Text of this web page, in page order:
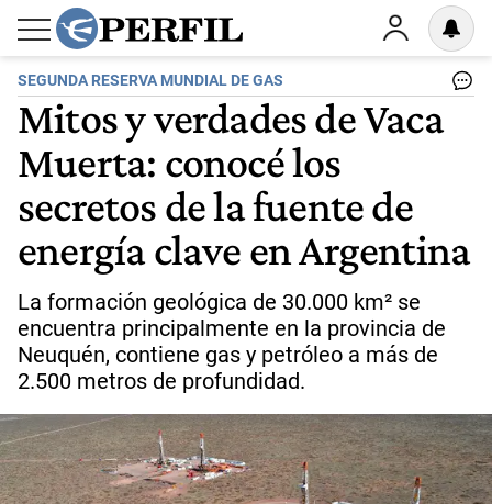
SEGUNDA RESERVA MUNDIAL DE GAS
Mitos y verdades de Vaca
Muerta: conocé los
secretos de la fuente de
energía clave en Argentina
La formación geológica de 30.000 km² se
encuentra principalmente en la provincia de
Neuquén, contiene gas y petróleo a más de
2.500 metros de profundidad.